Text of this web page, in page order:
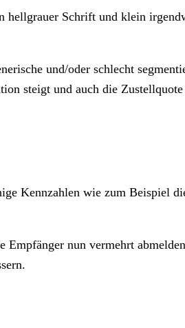
Schrift und klein
und/oder schlecht
steigt und auch die
Kennzahlen wie zum Beispiel
nun vermehrt